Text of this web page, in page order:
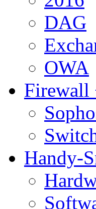
DAG
OWA
Firewall
Handy-